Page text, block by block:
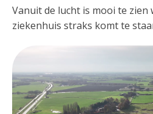
Vanuit de lucht is mooi te zien
ziekenhuis straks komt te